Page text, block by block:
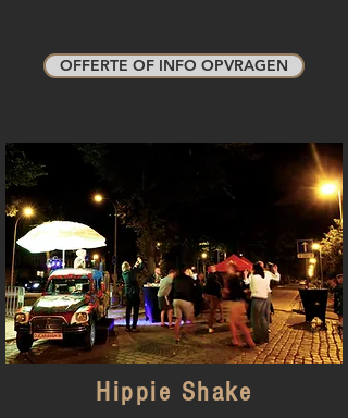
OFFERTE OF INFO OPVRAGEN
Hippie Shake